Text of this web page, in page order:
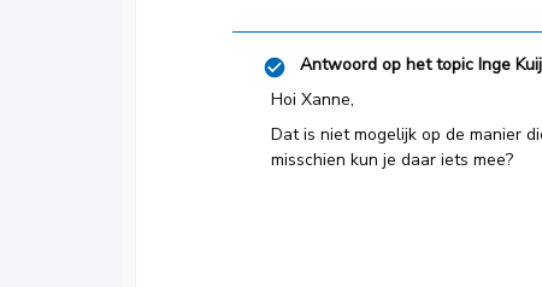
Antwoord op het topic Inge
Hoi Xanne,
Dat is niet mogelijk op de manier
misschien kun je daar iets mee?